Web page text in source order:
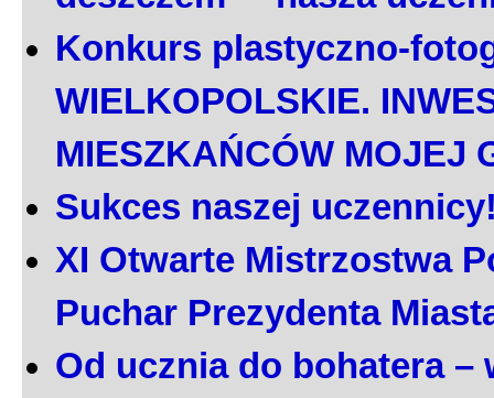
Konkurs plastyczno-
WIELKOPOLSKIE.
MIESZKAŃCÓW MOJEJ
Sukces naszej
XI Otwarte Mistrzostwa
Puchar Prezydenta
Od ucznia do bohatera –